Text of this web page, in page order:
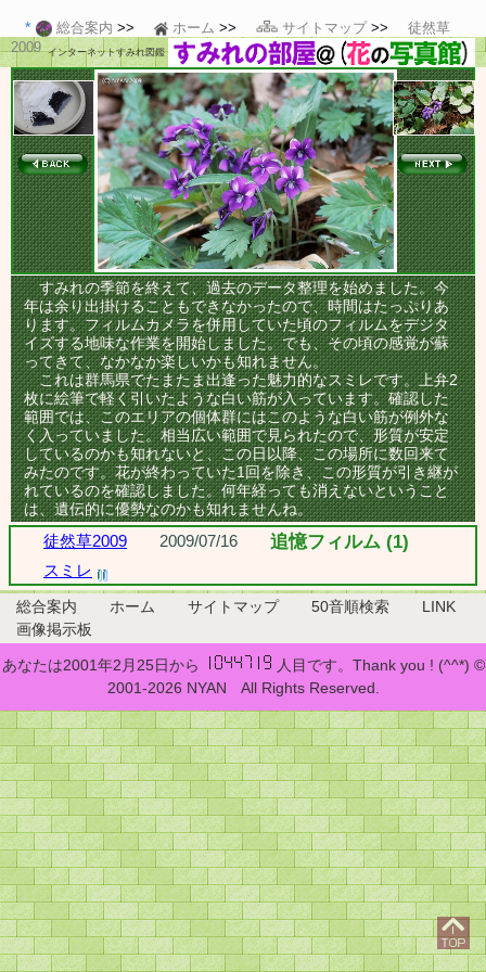
総合案内 ホーム サイトマップ
徒然草
2009 インターネットすみれ図鑑
すみれの季節を終えて、過去のデータ整理を始めました。今
年は余り出掛けることもできなかったので、時間はたっぷりあ
ります。フィルムカメラを併用していた頃のフィルムをデジタ
イズする地味な作業を開始しました。でも、その頃の感覚が蘇
ってきて、なかなか楽しいかも知れません。
これは群馬県でたまたま出逢った魅力的なスミレです。上弁2
枚に絵筆で軽く引いたような白い筋が入っています。確認した
範囲では、このエリアの個体群にはこのような白い筋が例外な
く入っていました。相当広い範囲で見られたので、形質が安定
しているのかも知れないと、この日以降、この場所に数回来て
みたのです。花が終わっていた1回を除き、この形質が引き継が
れているのを確認しました。何年経っても消えないということ
は、遺伝的に優勢なのかも知れませんね。
徒然草2009 2009/07/16 追憶フィルム (1)
スミレ
総合案内 ホーム サイトマップ 50音順検索
LINK
画像掲示板
あなたは2001年2月25日から
人目です。Thank you ! (^^*) ©
2001-2026 NYAN All Rights Reserved.